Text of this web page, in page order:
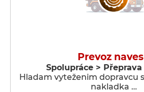
Prevoz
Spolupráce >
Hladam vyteženim dopravcu
nakladka …